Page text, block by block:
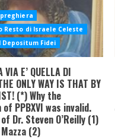
Resto di Israele Celeste
Depositum Fidei
E’ QUELLA DI
ONLY WAY IS THAT BY
(*) Why the
PPBXVI was invalid.
Dr. Steven O’Reilly (1)
(2)